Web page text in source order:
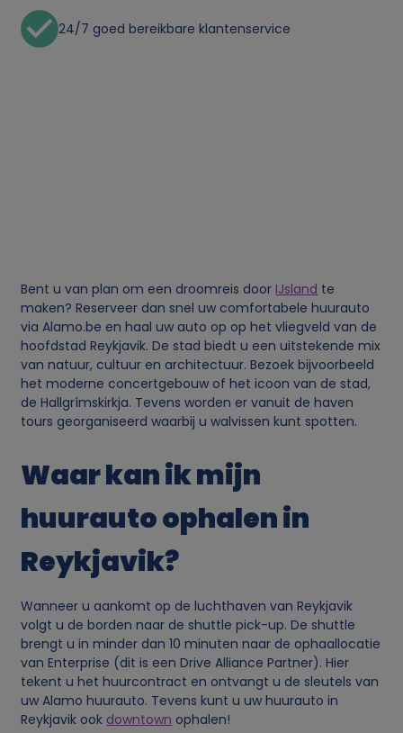
24/7 goed bereikbare klantenservice
Bent u van plan om een droomreis door IJsland te
maken? Reserveer dan snel uw comfortabele huurauto
via Alamo.be en haal uw auto op op het vliegveld van de
hoofdstad Reykjavik. De stad biedt u een uitstekende mix
van natuur, cultuur en architectuur. Bezoek bijvoorbeeld
het moderne concertgebouw of het icoon van de stad,
de Hallgrímskirkja. Tevens worden er vanuit de haven
tours georganiseerd waarbij u walvissen kunt spotten.
Waar kan ik mijn
huurauto ophalen in
Reykjavik?
Wanneer u aankomt op de luchthaven van Reykjavik
volgt u de borden naar de shuttle pick-up. De shuttle
brengt u in minder dan 10 minuten naar de ophaallocatie
van Enterprise (dit is een Drive Alliance Partner). Hier
tekent u het huurcontract en ontvangt u de sleutels van
uw Alamo huurauto. Tevens kunt u uw huurauto in
Reykjavik ook downtown ophalen!
g
n
s
e
n
o
o
k
i
e
s